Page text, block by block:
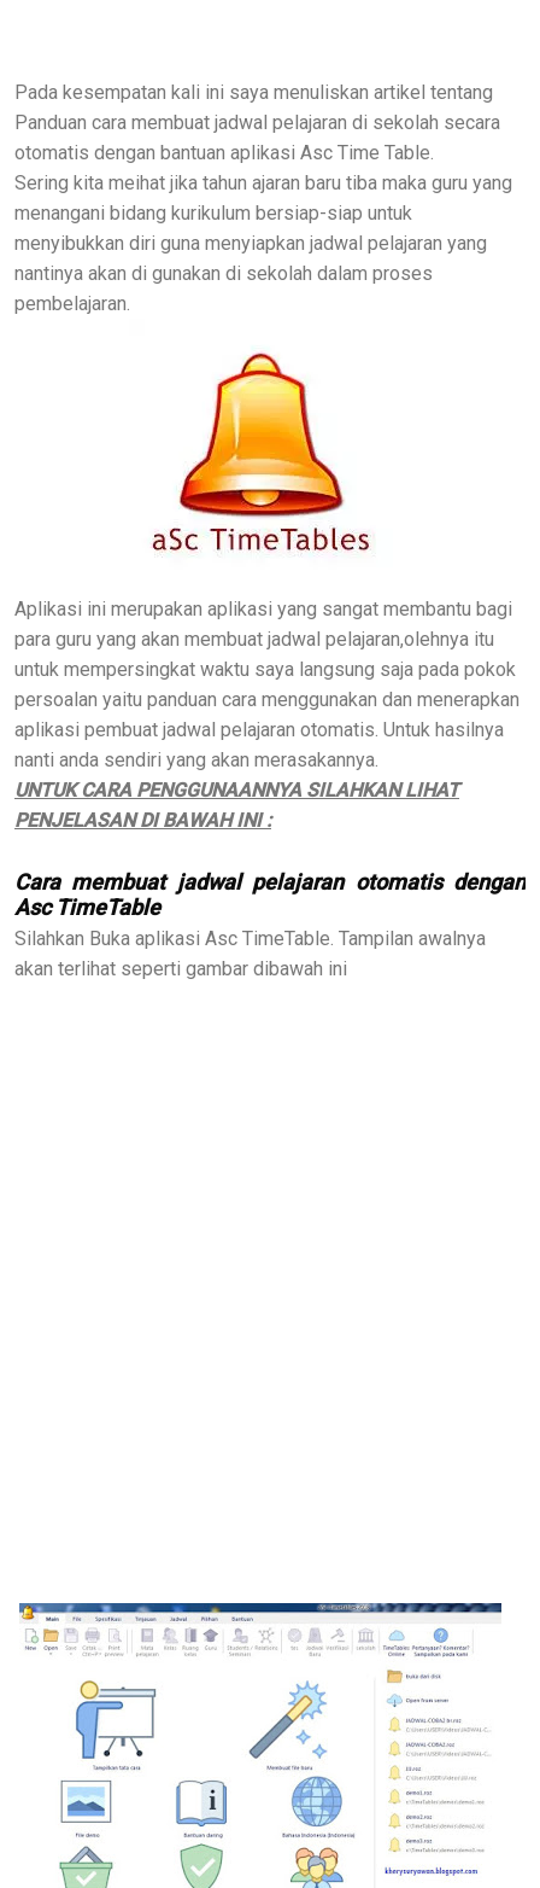
Pada kesempatan kali ini saya menuliskan artikel tentang
Panduan cara membuat jadwal pelajaran di sekolah secara
otomatis dengan bantuan aplikasi Asc Time Table.
Sering kita meihat jika tahun ajaran baru tiba maka guru yang
menangani bidang kurikulum bersiap-siap untuk
menyibukkan diri guna menyiapkan jadwal pelajaran yang
nantinya akan di gunakan di sekolah dalam proses
pembelajaran.
Aplikasi ini merupakan aplikasi yang sangat membantu bagi
para guru yang akan membuat jadwal pelajaran,olehnya itu
untuk mempersingkat waktu saya langsung saja pada pokok
persoalan yaitu panduan cara menggunakan dan menerapkan
aplikasi pembuat jadwal pelajaran otomatis. Untuk hasilnya
nanti anda sendiri yang akan merasakannya.
UNTUK CARA PENGGUNAANNYA SILAHKAN LIHAT
PENJELASAN DI BAWAH INI :
Cara membuat jadwal pelajaran otomatis dengan
Asc TimeTable
Silahkan Buka aplikasi Asc TimeTable. Tampilan awalnya
akan terlihat seperti gambar dibawah ini